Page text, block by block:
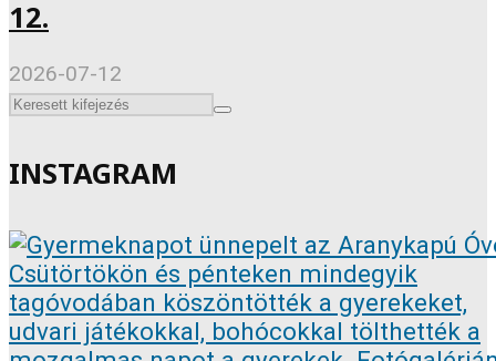
12.
2026-07-12
INSTAGRAM